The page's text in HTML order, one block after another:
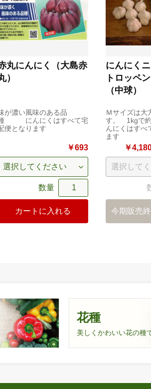
丸にんにく（大島赤
）
が濃い風味のある品
にんにくはすべて宅
便となります
￥693
数量
カートに入れる
にんにく
トロッペ
（中球）
Ｍサイズは大
す。 1kgで
んにくはすべ
ます
￥
今期販売
花種
美しくかわいい花の種